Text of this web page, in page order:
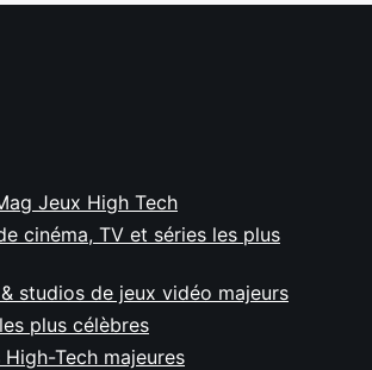
Jeux High Tech
cinéma, TV et séries les plus
studios de jeux vidéo majeurs
plus célèbres
High-Tech majeures